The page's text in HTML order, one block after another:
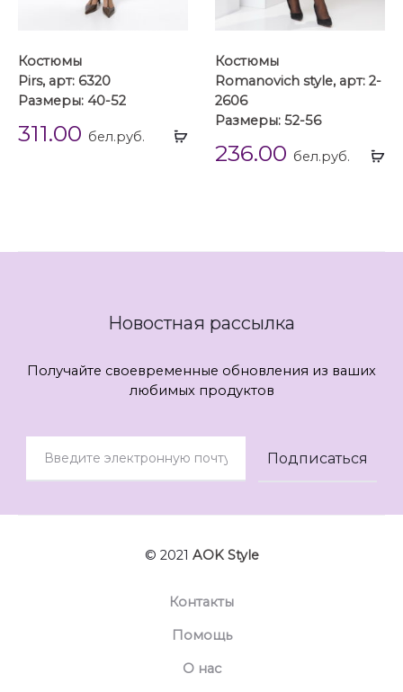
Выбрать
Костюмы
Pirs, арт: 6320
Размеры: 40-52
311.00 бел.руб.
Костюмы
Romanovich style, арт: 2-
2606
Размеры: 52-56
236.00 бел.руб.
Новостная рассылка
Получайте своевременные обновления из ваших
любимых продуктов
© 2021 AOK Style
Контакты
Помощь
О нас